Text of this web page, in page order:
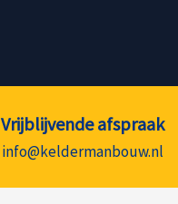
Vrijblijvende afspraak
info@keldermanbouw.nl